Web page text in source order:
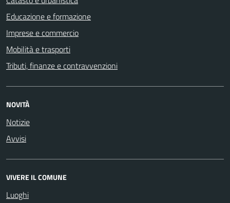
Educazione e formazione
Imprese e commercio
Mobilità e trasporti
Tributi, finanze e contravvenzioni
NOVITÀ
Notizie
Avvisi
VIVERE IL COMUNE
Luoghi